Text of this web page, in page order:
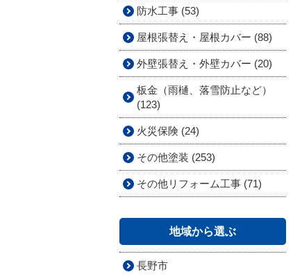
防水工事 (53)
屋根張替え・屋根カバー (88)
外壁張替え・外壁カバー (20)
板金（雨樋、落雪防止など）
(123)
火災保険 (24)
その他塗装 (253)
その他リフォーム工事 (71)
地域から選ぶ
長野市